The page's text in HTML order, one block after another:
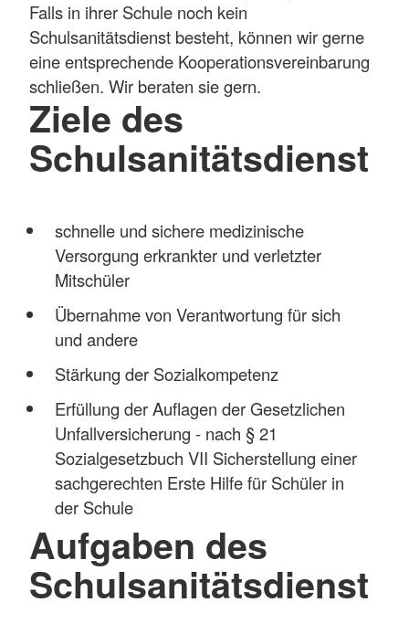
Falls in ihrer Schule noch kein
Schulsanitätsdienst besteht, können wir gerne
eine entsprechende Kooperationsvereinbarung
schließen. Wir beraten sie gern.
Ziele des
Schulsanitätsdienst
schnelle und sichere medizinische
Versorgung erkrankter und verletzter
Mitschüler
Übernahme von Verantwortung für sich
und andere
Stärkung der Sozialkompetenz
Erfüllung der Auflagen der Gesetzlichen
Unfallversicherung - nach § 21
Sozialgesetzbuch VII Sicherstellung einer
sachgerechten Erste Hilfe für Schüler in
der Schule
Aufgaben des
Schulsanitätsdienst